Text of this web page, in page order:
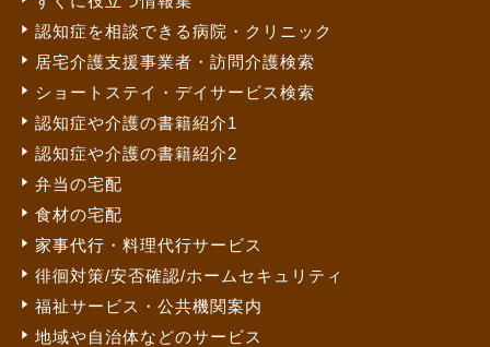
認知症を相談できる病院・クリニック
居宅介護支援事業者・訪問介護検索
ショートステイ・デイサービス検索
認知症や介護の書籍紹介1
認知症や介護の書籍紹介2
弁当の宅配
食材の宅配
家事代行・料理代行サービス
徘徊対策/安否確認/ホームセキュリティ
福祉サービス・公共機関案内
地域や自治体などのサービス